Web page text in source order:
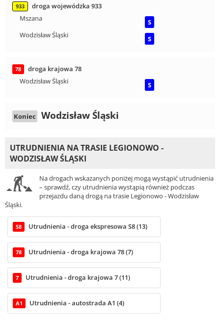
933
droga wojewódzka 933
Mszana
S
Wodzisław Śląski
S
78
droga krajowa 78
Wodzisław Śląski
S
Koniec Wodzisław Śląski
UTRUDNIENIA NA TRASIE LEGIONOWO -
WODZISŁAW ŚLĄSKI
Na drogach wskazanych poniżej mogą wystąpić utrudnienia
– sprawdź, czy utrudnienia wystąpią również podczas
przejazdu daną drogą na trasie Legionowo - Wodzisław
Śląski.
S8 Utrudnienia - droga ekspresowa S8 (13)
78 Utrudnienia - droga krajowa 78 (7)
7 Utrudnienia - droga krajowa 7 (11)
A1 Utrudnienia - autostrada A1 (4)